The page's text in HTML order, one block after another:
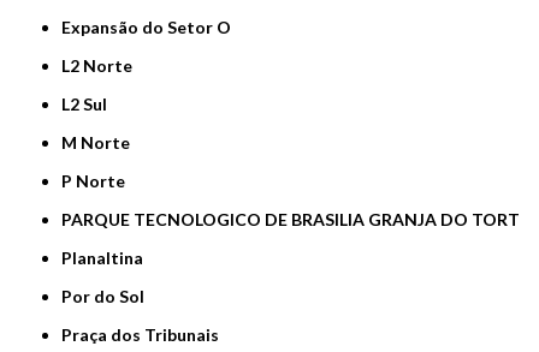
Expansão do Setor O
L2 Norte
L2 Sul
M Norte
P Norte
PARQUE TECNOLOGICO DE BRASILIA GRANJA DO TORT
Planaltina
Por do Sol
Praça dos Tribunais